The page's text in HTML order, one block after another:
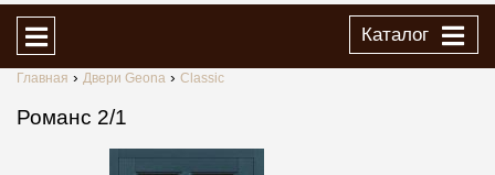
Каталог
Главная Двери Geona Classic
Романс 2/1